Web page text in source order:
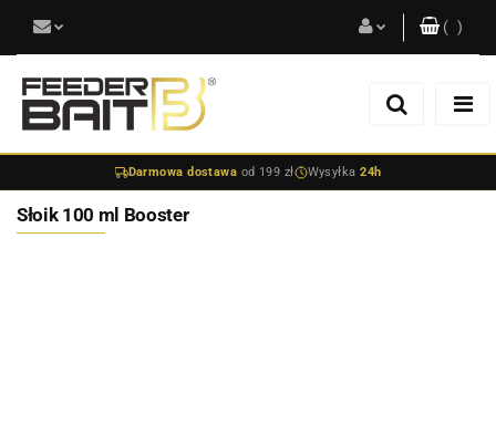
Zarejestruj się
( )
Darmowa dostawa od 199 zł Wysyłka24h
Słoik 100 ml Booster